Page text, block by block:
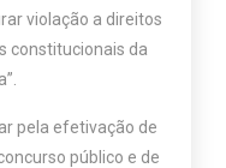
violação a direitos
constitucionais da
pela efetivação de
público e de